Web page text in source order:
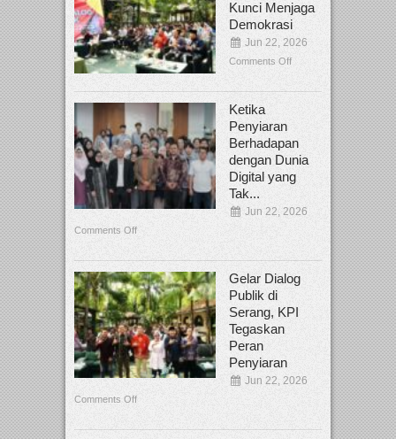
Kunci Menjaga
Demokrasi
Jun 22, 2026
Comments Off
Ketika
Penyiaran
Berhadapan
dengan Dunia
Digital yang
Tak...
Jun 22, 2026
Comments Off
Gelar Dialog
Publik di
Serang, KPI
Tegaskan
Peran
Penyiaran
Jun 22, 2026
Comments Off